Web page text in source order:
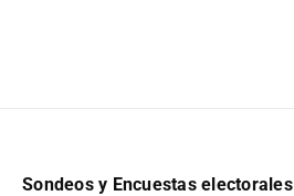
Sondeos y Encuestas electorales